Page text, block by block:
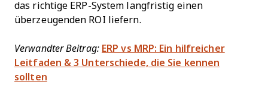
das richtige ERP-System langfristig einen
überzeugenden ROI liefern.
Verwandter Beitrag: ERP vs MRP: Ein hilfreicher
Leitfaden & 3 Unterschiede, die Sie kennen
sollten